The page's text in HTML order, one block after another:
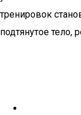
тренировок
подтянутое